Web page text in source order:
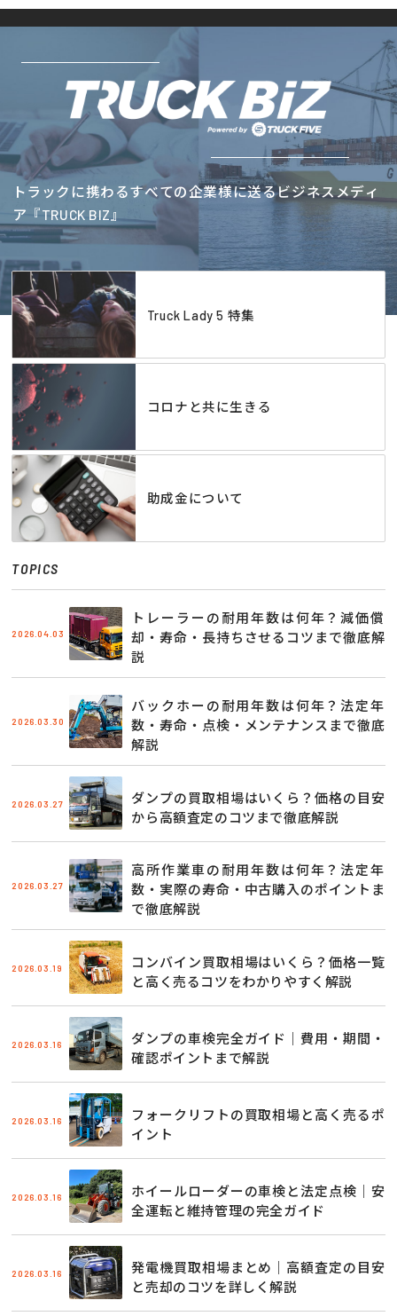
トラックに携わるすべての企業様に送るビジネスメディ
ア『TRUCK BIZ』
Truck Lady 5 特集
コロナと共に生きる
助成金について
TOPICS
2026.04.03
トレーラーの耐用年数は何年？減価償
却・寿命・長持ちさせるコツまで徹底解
説
2026.03.30
バックホーの耐用年数は何年？法定年
数・寿命・点検・メンテナンスまで徹底
解説
2026.03.27
ダンプの買取相場はいくら？価格の目安
から高額査定のコツまで徹底解説
2026.03.27
高所作業車の耐用年数は何年？法定年
数・実際の寿命・中古購入のポイントま
で徹底解説
2026.03.19
コンバイン買取相場はいくら？価格一覧
と高く売るコツをわかりやすく解説
2026.03.16
ダンプの車検完全ガイド｜費用・期間・
確認ポイントまで解説
2026.03.16
フォークリフトの買取相場と高く売るポ
イント
2026.03.16
ホイールローダーの車検と法定点検｜安
全運転と維持管理の完全ガイド
2026.03.16
発電機買取相場まとめ｜高額査定の目安
と売却のコツを詳しく解説